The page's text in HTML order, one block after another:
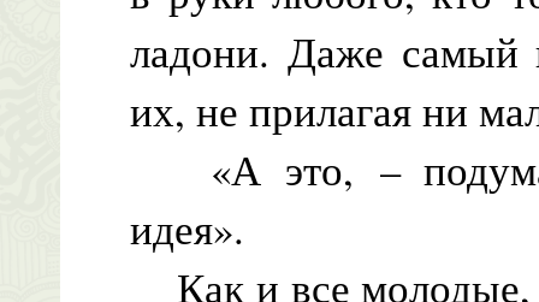
ладони. Даже самый
их, не прилагая ни
«А это, –
идея».
Как и все молодые,